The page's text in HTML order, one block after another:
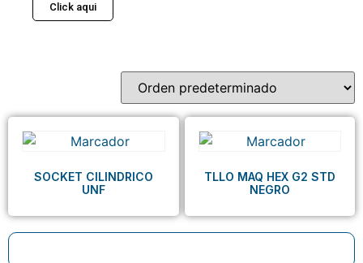
Click aqui
SOCKET CILINDRICO
UNF
TLLO MAQ HEX G2 STD
NEGRO